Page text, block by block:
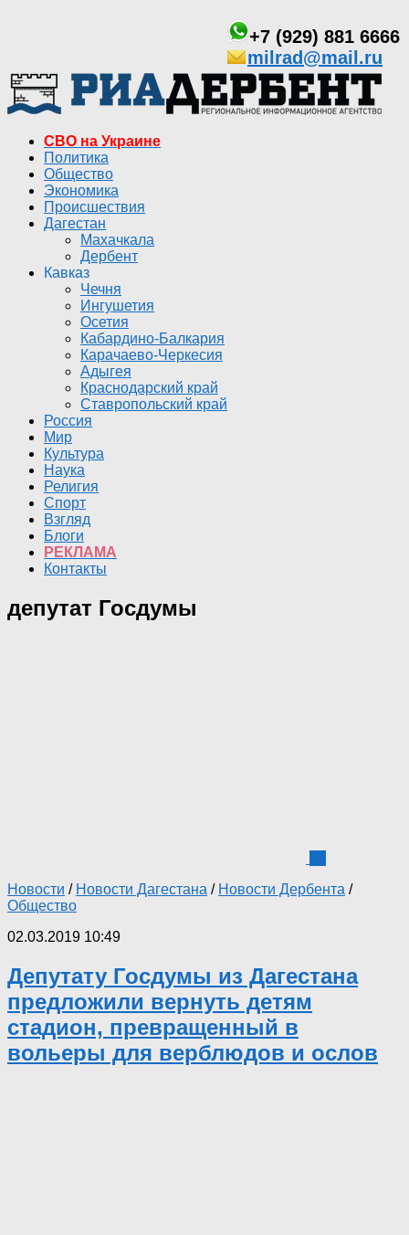
+7 (929) 881 6666
milrad@mail.ru
СВО на Украине
Политика
Общество
Экономика
Происшествия
Дагестан
Махачкала
Дербент
Кавказ
Чечня
Ингушетия
Осетия
Кабардино-Балкария
Карачаево-Черкесия
Адыгея
Краснодарский край
Ставропольский край
Россия
Мир
Культура
Наука
Религия
Спорт
Взгляд
Блоги
РЕКЛАМА
Контакты
депутат Госдумы
Новости / Новости Дагестана / Новости Дербента /
Общество
02.03.2019 10:49
Депутату Госдумы из Дагестана
предложили вернуть детям
стадион, превращенный в
вольеры для верблюдов и ослов